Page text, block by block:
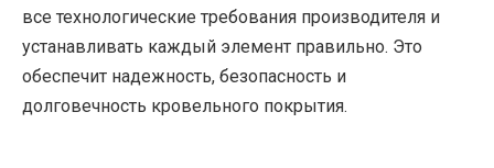
все технологические требования производителя и
устанавливать каждый элемент правильно. Это
обеспечит надежность, безопасность и
долговечность кровельного покрытия.